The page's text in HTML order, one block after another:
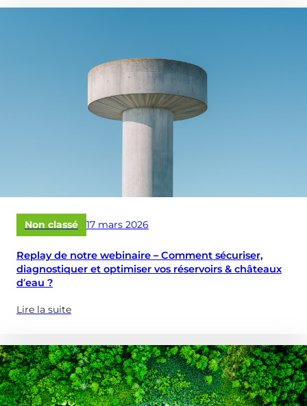
Non classé
Publié
le
17 mars 2026
Replay de notre webinaire – Comment sécuriser,
diagnostiquer et optimiser vos réservoirs & châteaux
d’eau ?
Lire la suite
(à
de
:
Replay
de